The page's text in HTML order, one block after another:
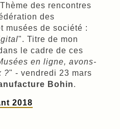
des rencontres
des
musées de société :
". Titre de mon
le cadre de ces
en ligne, avons-
?" - vendredi 23 mars
Bohin.
2018